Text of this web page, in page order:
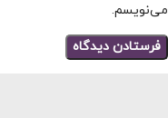
می‌نویسم.